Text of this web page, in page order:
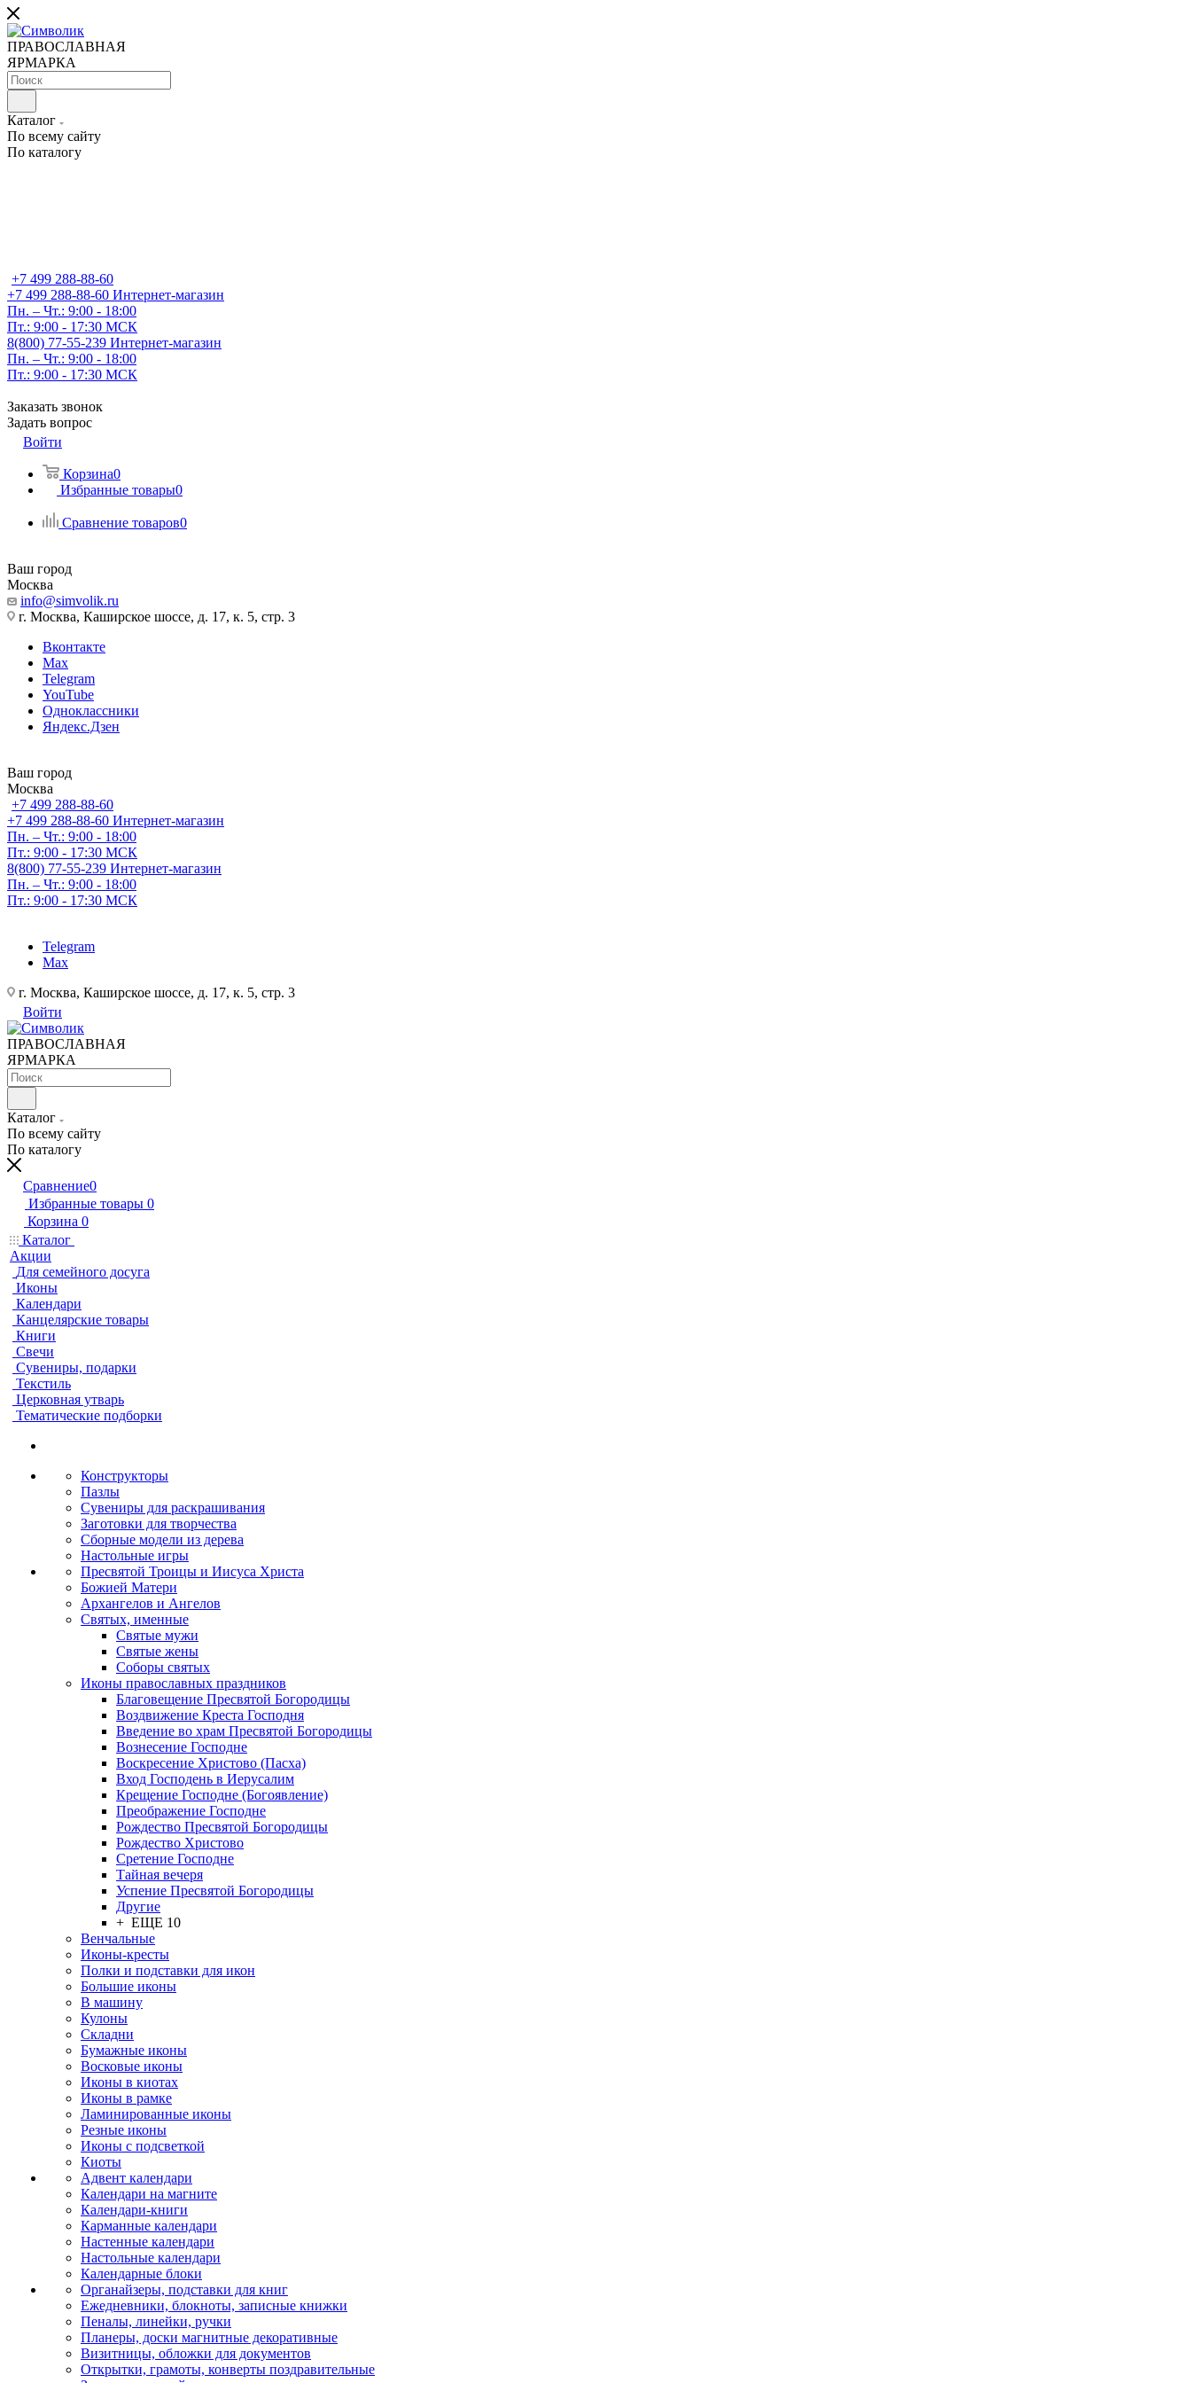
ПРАВОСЛАВНАЯ
ЯРМАРКА
Каталог
По всему сайту
По каталогу
+7 499 288-88-60
+7 499 288-88-60 Интернет-магазин
Пн. – Чт.: 9:00 - 18:00
Пт.: 9:00 - 17:30 МСК
8(800) 77-55-239 Интернет-магазин
Пн. – Чт.: 9:00 - 18:00
Пт.: 9:00 - 17:30 МСК
Заказать звонок
Задать вопрос
Войти
Корзина0
Избранные товары0
Сравнение товаров0
Ваш город
Москва
info@simvolik.ru
г. Москва, Каширское шоссе, д. 17, к. 5, стр. 3
Вконтакте
Max
Telegram
YouTube
Одноклассники
Яндекс.Дзен
Ваш город
Москва
+7 499 288-88-60
+7 499 288-88-60 Интернет-магазин
Пн. – Чт.: 9:00 - 18:00
Пт.: 9:00 - 17:30 МСК
8(800) 77-55-239 Интернет-магазин
Пн. – Чт.: 9:00 - 18:00
Пт.: 9:00 - 17:30 МСК
Telegram
Max
г. Москва, Каширское шоссе, д. 17, к. 5, стр. 3
Войти
ПРАВОСЛАВНАЯ
ЯРМАРКА
Каталог
По всему сайту
По каталогу
Сравнение0
Избранные товары 0
Корзина 0
Каталог
Акции
Для семейного досуга
Иконы
Календари
Канцелярские товары
Книги
Свечи
Сувениры, подарки
Текстиль
Церковная утварь
Тематические подборки
Конструкторы
Пазлы
Сувениры для раскрашивания
Заготовки для творчества
Сборные модели из дерева
Настольные игры
Пресвятой Троицы и Иисуса Христа
Божией Матери
Архангелов и Ангелов
Святых, именные
Святые мужи
Святые жены
Соборы святых
Иконы православных праздников
Благовещение Пресвятой Богородицы
Воздвижение Креста Господня
Введение во храм Пресвятой Богородицы
Вознесение Господне
Воскресение Христово (Пасха)
Вход Господень в Иерусалим
Крещение Господне (Богоявление)
Преображение Господне
Рождество Пресвятой Богородицы
Рождество Христово
Сретение Господне
Тайная вечеря
Успение Пресвятой Богородицы
Другие
+ ЕЩЕ 10
Венчальные
Иконы-кресты
Полки и подставки для икон
Большие иконы
В машину
Кулоны
Складни
Бумажные иконы
Восковые иконы
Иконы в киотах
Иконы в рамке
Ламинированные иконы
Резные иконы
Иконы с подсветкой
Киоты
Адвент календари
Календари на магните
Календари-книги
Карманные календари
Настенные календари
Настольные календари
Календарные блоки
Органайзеры, подставки для книг
Ежедневники, блокноты, записные книжки
Пеналы, линейки, ручки
Планеры, доски магнитные декоративные
Визитницы, обложки для документов
Открытки, грамоты, конверты поздравительные